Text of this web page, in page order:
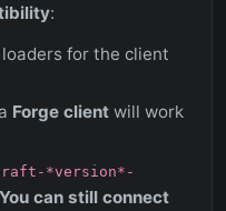
:
for the client
Forge client will work
*version*-
You can still connect